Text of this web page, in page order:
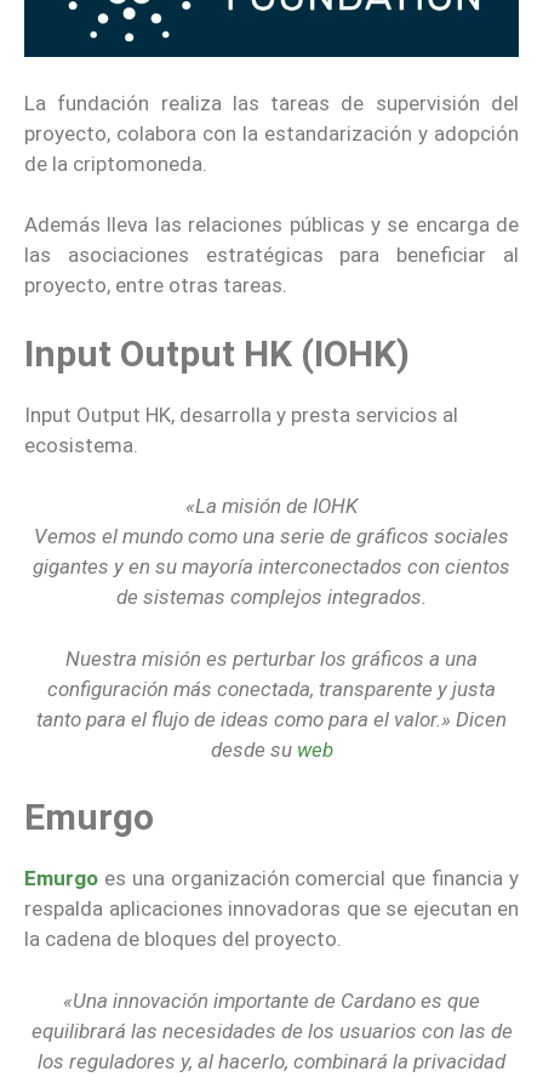
La fundación realiza las tareas de supervisión del
proyecto, colabora con la estandarización y adopción
de la criptomoneda.
Además lleva las relaciones públicas y se encarga de
las asociaciones estratégicas para beneficiar al
proyecto, entre otras tareas.
Input Output HK (IOHK)
Input Output HK, desarrolla y presta servicios al
ecosistema.
«La misión de IOHK
Vemos el mundo como una serie de gráficos sociales
gigantes y en su mayoría interconectados con cientos
de sistemas complejos integrados.
Nuestra misión es perturbar los gráficos a una
configuración más conectada, transparente y justa
tanto para el flujo de ideas como para el valor.» Dicen
desde su web
Emurgo
Emurgo es una organización comercial que financia y
respalda aplicaciones innovadoras que se ejecutan en
la cadena de bloques del proyecto.
«Una innovación importante de Cardano es que
equilibrará las necesidades de los usuarios con las de
los reguladores y, al hacerlo, combinará la privacidad